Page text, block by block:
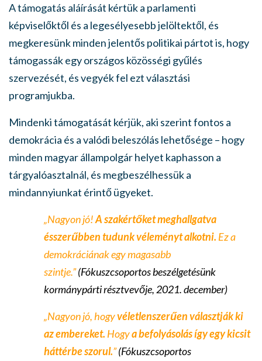
A támogatás aláírását kértük a parlamenti
képviselőktől és a legesélyesebb jelöltektől, és
megkeresünk minden jelentős politikai pártot is, hogy
támogassák egy országos közösségi gyűlés
szervezését, és vegyék fel ezt választási
programjukba.
Mindenki támogatását kérjük, aki szerint fontos a
demokrácia és a valódi beleszólás lehetősége – hogy
minden magyar állampolgár helyet kaphasson a
tárgyalóasztalnál, és megbeszélhessük a
mindannyiunkat érintő ügyeket.
„Nagyon jó!A szakértőket meghallgatva
ésszerűbben tudunk véleményt alkotni. Ez a
demokráciának egy magasabb
szintje.”(Fókuszcsoportos beszélgetésünk
kormánypárti résztvevője, 2021. december)
„Nagyon jó, hogyvéletlenszerűen választják ki
az embereket. Hogya befolyásolás így egy kicsit
háttérbe szorul.”(Fókuszcsoportos